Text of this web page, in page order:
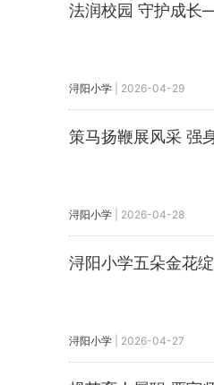
法润校园 守护成长
浔阳小学 2026-04-29
策马扬鞭展风采 强
浔阳小学 2026-04-28
浔阳小学五朵金花
浔阳小学 2026-04-27